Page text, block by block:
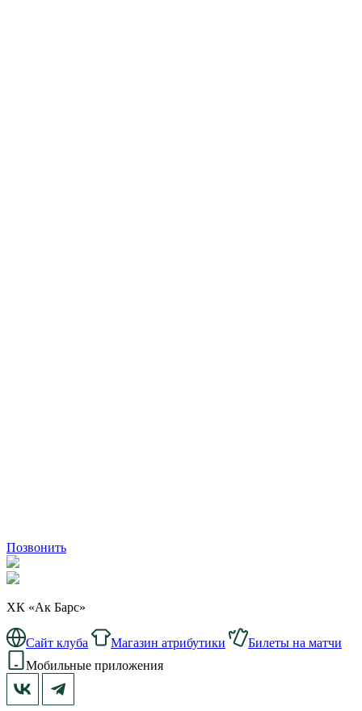
Позвонить
ХК «Ак Барс»
Сайт клуба Магазин атрибутики
Билеты на матчи
Мобильные приложения